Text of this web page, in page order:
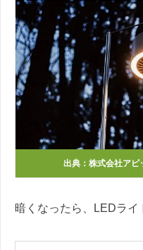
出典： 株式会社アピ
暗くなったら、LEDライ